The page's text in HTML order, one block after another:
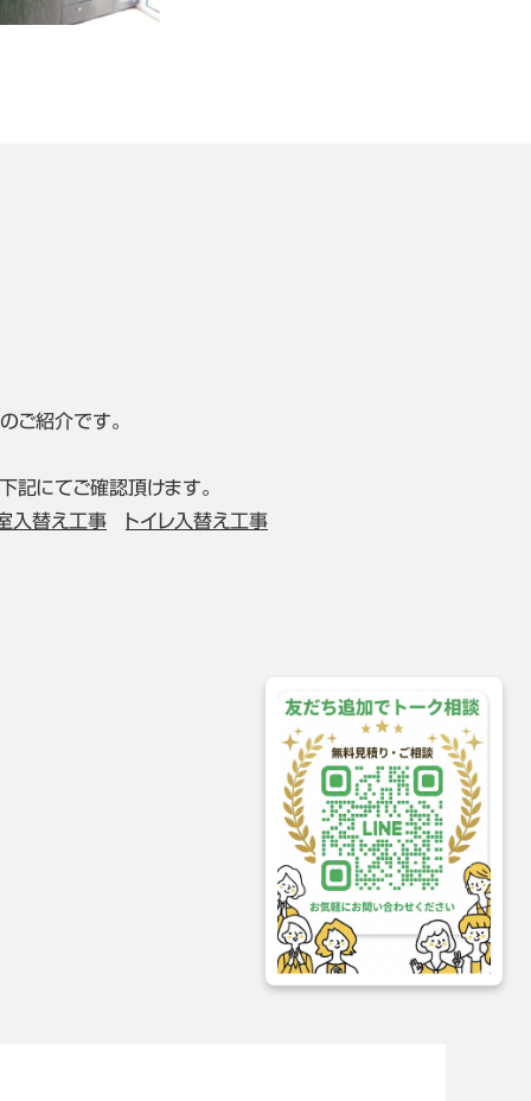
ご紹介です。
記にてご確認頂けます。
入替え工事
トイレ入替え工事